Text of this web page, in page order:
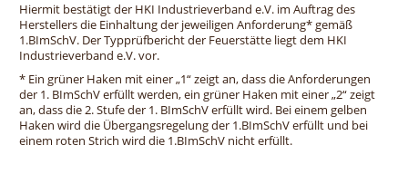
Hiermit bestätigt der HKI Industrieverband e.V. im Auftrag des
Herstellers die Einhaltung der jeweiligen Anforderung* gemäß
1.BImSchV. Der Typprüfbericht der Feuerstätte liegt dem HKI
Industrieverband e.V. vor.
* Ein grüner Haken mit einer „1“ zeigt an, dass die Anforderungen
der 1. BImSchV erfüllt werden, ein grüner Haken mit einer „2“ zeigt
an, dass die 2. Stufe der 1. BImSchV erfüllt wird. Bei einem gelben
Haken wird die Übergangsregelung der 1.BImSchV erfüllt und bei
einem roten Strich wird die 1.BImSchV nicht erfüllt.